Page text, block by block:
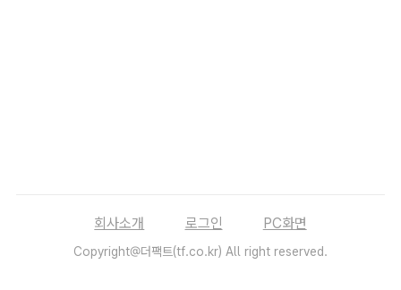
회사소개 로그인 PC화면
Copyright@더팩트(tf.co.kr) All right reserved.